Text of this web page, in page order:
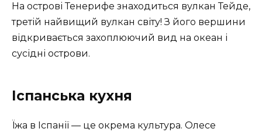
На острові Тенерифе знаходиться вулкан Тейде,
третій найвищий вулкан світу! З його вершини
відкривається захоплюючий вид на океан і
сусідні острови.
Іспанська кухня
Їжа в Іспанії — це окрема культура. Олесе